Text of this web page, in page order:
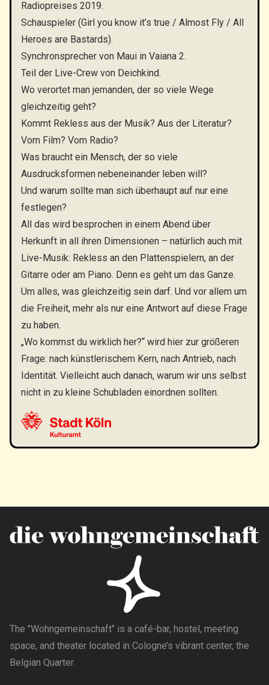
Radiopreises 2019.
Schauspieler (Girl you know it’s true / Almost Fly / All
Heroes are Bastards).
Synchronsprecher von Maui in Vaiana 2.
Teil der Live-Crew von Deichkind.
Wo verortet man jemanden, der so viele Wege
gleichzeitig geht?
Kommt Rekless aus der Musik? Aus der Literatur?
Vom Film? Vom Radio?
Was braucht ein Mensch, der so viele
Ausdrucksformen nebeneinander leben will?
Und warum sollte man sich überhaupt auf nur eine
festlegen?
All das wird besprochen in einem Abend über
Herkunft in all ihren Dimensionen – natürlich auch mit
Live-Musik: Rekless an den Plattenspielern, an der
Gitarre oder am Piano. Denn es geht um das Ganze.
Um alles, was gleichzeitig sein darf. Und vor allem um
die Freiheit, mehr als nur eine Antwort auf diese Frage
zu haben.
„Wo kommst du wirklich her?“ wird hier zur größeren
Frage: nach künstlerischem Kern, nach Antrieb, nach
Identität. Vielleicht auch danach, warum wir uns selbst
nicht in zu kleine Schubladen einordnen sollten.
The "Wohngemeinschaft" is a café-bar, hostel, meeting
space, and theater located in Cologne’s vibrant center, the
Belgian Quarter.